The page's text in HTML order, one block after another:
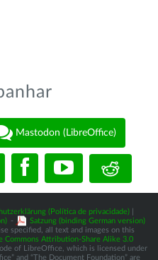
Mastodon (LibreOffice)
(Política de privacidade)
-
Satzung (binding German version)
specified, all text and images on this
Commons Attribution-Share Alike 3.0
of LibreOffice, which is licensed under
and “The Document Foundation” are